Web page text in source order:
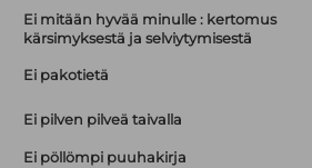
Ei mitään hyvää minulle : kertomus
kärsimyksestä ja selviytymisestä
Ei pakotietä
Ei pilven pilveä taivalla
Ei pöllömpi puuhakirja